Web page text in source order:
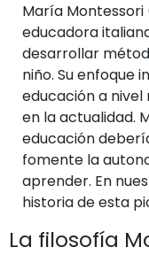
María Montessori
educadora
desarrollar
niño. Su enfoque
educación a nivel
en la actualidad.
educación
fomente la
aprender. En
historia de esta
La filosofía